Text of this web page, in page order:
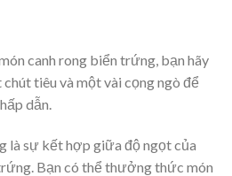
canh rong biển trứng, bạn hãy
tiêu và một vài cọng ngò để
dẫn.
là sự kết hợp giữa độ ngọt của
Bạn có thể thưởng thức món